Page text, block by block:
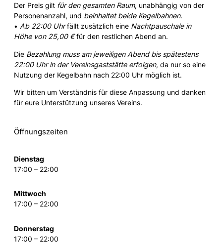
Der Preis gilt für den gesamten Raum, unabhängig von der
Personenanzahl, und beinhaltet beide Kegelbahnen.
• Ab 22:00 Uhrfällt zusätzlich eine Nachtpauschale in
Höhe von 25,00 €für den restlichen Abend an.
Die Bezahlung muss am jeweiligen Abend bis spätestens
22:00 Uhr in der Vereinsgaststätte erfolgen, da nur so eine
Nutzung der Kegelbahn nach 22:00 Uhr möglich ist.
Wir bitten um Verständnis für diese Anpassung und danken
für eure Unterstützung unseres Vereins.
Öffnungszeiten
Dienstag
17:00 – 22:00
Mittwoch
17:00 – 22:00
Donnerstag
17:00 – 22:00